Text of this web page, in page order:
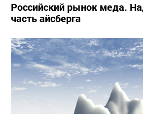
Российский рынок меда.
часть айсберга